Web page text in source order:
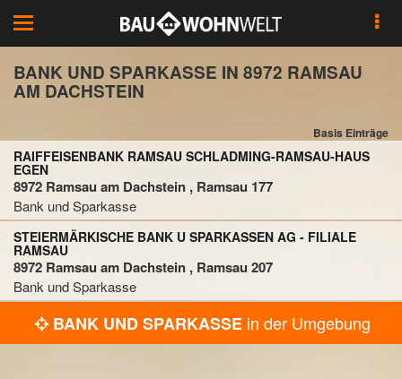
Toggle
navigation
BANK UND SPARKASSE IN 8972 RAMSAU
AM DACHSTEIN
Basis Einträge
RAIFFEISENBANK RAMSAU SCHLADMING-RAMSAU-HAUS
EGEN
8972 Ramsau am Dachstein , Ramsau 177
Bank und Sparkasse
STEIERMÄRKISCHE BANK U SPARKASSEN AG - FILIALE
RAMSAU
8972 Ramsau am Dachstein , Ramsau 207
Bank und Sparkasse
BANK UND SPARKASSE in der Umgebung